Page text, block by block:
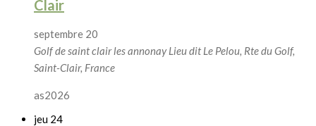
Clair
septembre 20
Golf de saint clair les annonayLieu dit Le Pelou, Rte du Golf,
Saint-Clair, France
as2026
jeu 24